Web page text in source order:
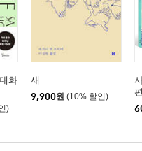
비결은 한 번 더 시도하는 데
화
)
새
9,900원 (10% 할인)